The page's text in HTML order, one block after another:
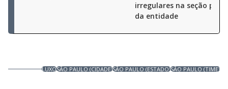
irregulares na seção
da entidade
LUXOSÃO PAULO (CIDADE)SÃO PAULO (ESTADO)SÃO PAULO (TIME)